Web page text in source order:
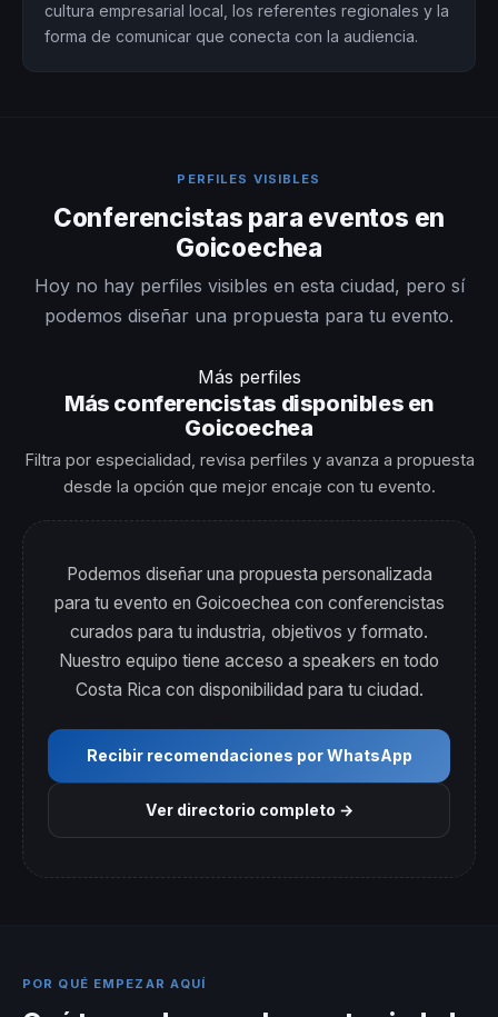
cultura empresarial local, los referentes regionales y la
forma de comunicar que conecta con la audiencia.
PERFILES VISIBLES
Conferencistas para eventos en
Goicoechea
Hoy no hay perfiles visibles en esta ciudad, pero sí
podemos diseñar una propuesta para tu evento.
Más perfiles
Más conferencistas disponibles en
Goicoechea
Filtra por especialidad, revisa perfiles y avanza a propuesta
desde la opción que mejor encaje con tu evento.
Podemos diseñar una propuesta personalizada
para tu evento en Goicoechea con conferencistas
curados para tu industria, objetivos y formato.
Nuestro equipo tiene acceso a speakers en todo
Costa Rica con disponibilidad para tu ciudad.
Recibir recomendaciones por WhatsApp
Ver directorio completo →
POR QUÉ EMPEZAR AQUÍ